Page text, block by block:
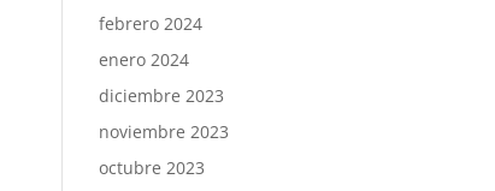
febrero 2024
enero 2024
diciembre 2023
noviembre 2023
octubre 2023